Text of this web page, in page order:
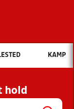
vil du søge efter?
NYHEDER
OG
KAMP
hold